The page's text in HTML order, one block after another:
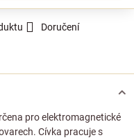
Doručení
pro elektromagnetické
Cívka pracuje s